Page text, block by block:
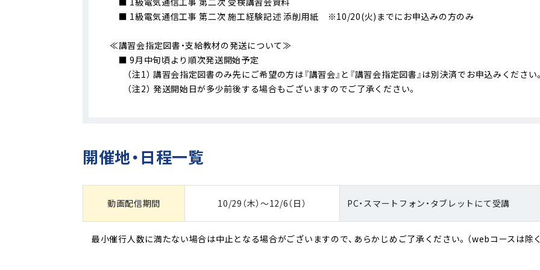
■ 1級電気通信工事 第二次 施工経験記述 添削用紙 ※10/20(火)までにお申込みの方のみ
≪講習会指定図書・支給教材の発送について≫
■ 9月中旬頃より順次発送開始予定
（注1） 講習会指定図書のみ先にご希望の方は『講習会』と『講習会指定図書』は別決済でお申込みください。
（注2） 発送開始日が多少前後する場合もございますのでご了承ください。
開催地・日程一覧
動画配信期間 10/29（木）～12/6（日） PC・スマートフォン・タブレットにて受講
最小催行人数に満たない場合は中止となる場合がございますので、あらかじめご了承ください。（webコースは除く